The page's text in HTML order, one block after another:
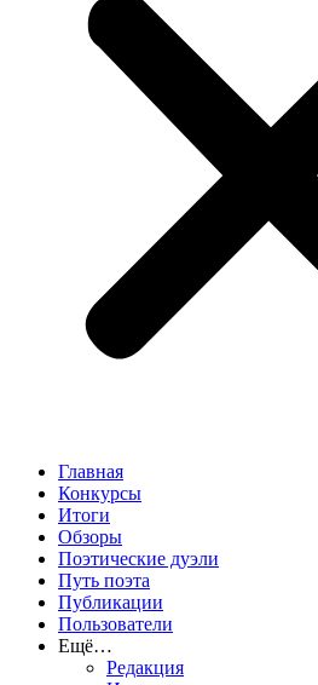
Главная
Конкурсы
Итоги
Обзоры
Поэтические дуэли
Путь поэта
Публикации
Пользователи
Ещё…
Редакция